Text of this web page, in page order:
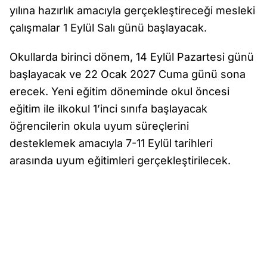
yılına hazırlık amacıyla gerçekleştireceği mesleki
çalışmalar 1 Eylül Salı günü başlayacak.
Okullarda birinci dönem, 14 Eylül Pazartesi günü
başlayacak ve 22 Ocak 2027 Cuma günü sona
erecek. Yeni eğitim döneminde okul öncesi
eğitim ile ilkokul 1’inci sınıfa başlayacak
öğrencilerin okula uyum süreçlerini
desteklemek amacıyla 7-11 Eylül tarihleri
arasında uyum eğitimleri gerçekleştirilecek.